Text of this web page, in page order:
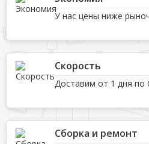
У нас цены ниже
Скорость
Доставим от 1 дня по
Сборка и ремонт